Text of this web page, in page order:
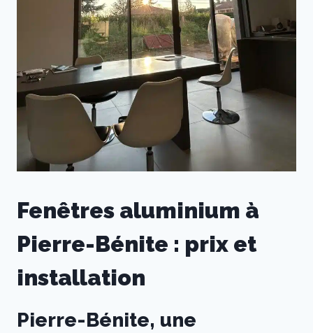
Fenêtres aluminium à
Pierre-Bénite : prix et
installation
Pierre-Bénite, une